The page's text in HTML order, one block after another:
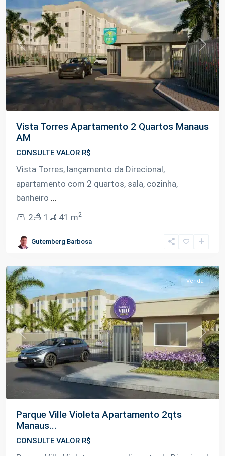
Previous Next
Vista Torres Apartamento 2 Quartos Manaus
AM
CONSULTE VALOR R$
Vista Torres, lançamento da Direcional,
apartamento com 2 quartos, sala, cozinha,
banheiro ...
2
1 41 m2
Gutemberg Barbosa
Azul,
Previous Next
Venda
Parque Ville Violeta Apartamento 2qts
Manaus...
CONSULTE VALOR R$